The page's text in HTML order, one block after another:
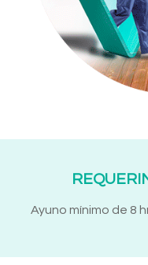
Ayuno mínimo de 8